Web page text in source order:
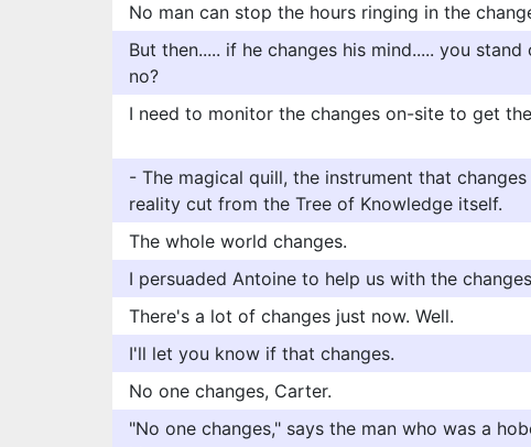
No man can stop the hours ringing in the
But then..... if he changes his mind..... you stand
no?
I need to monitor the changes on-site to get
- The magical quill, the instrument that
reality cut from the Tree of Knowledge itself.
The whole world changes.
I persuaded Antoine to help us with the
There's a lot of changes just now. Well.
I'll let you know if that changes.
No one changes, Carter.
"No one changes," says the man who was a